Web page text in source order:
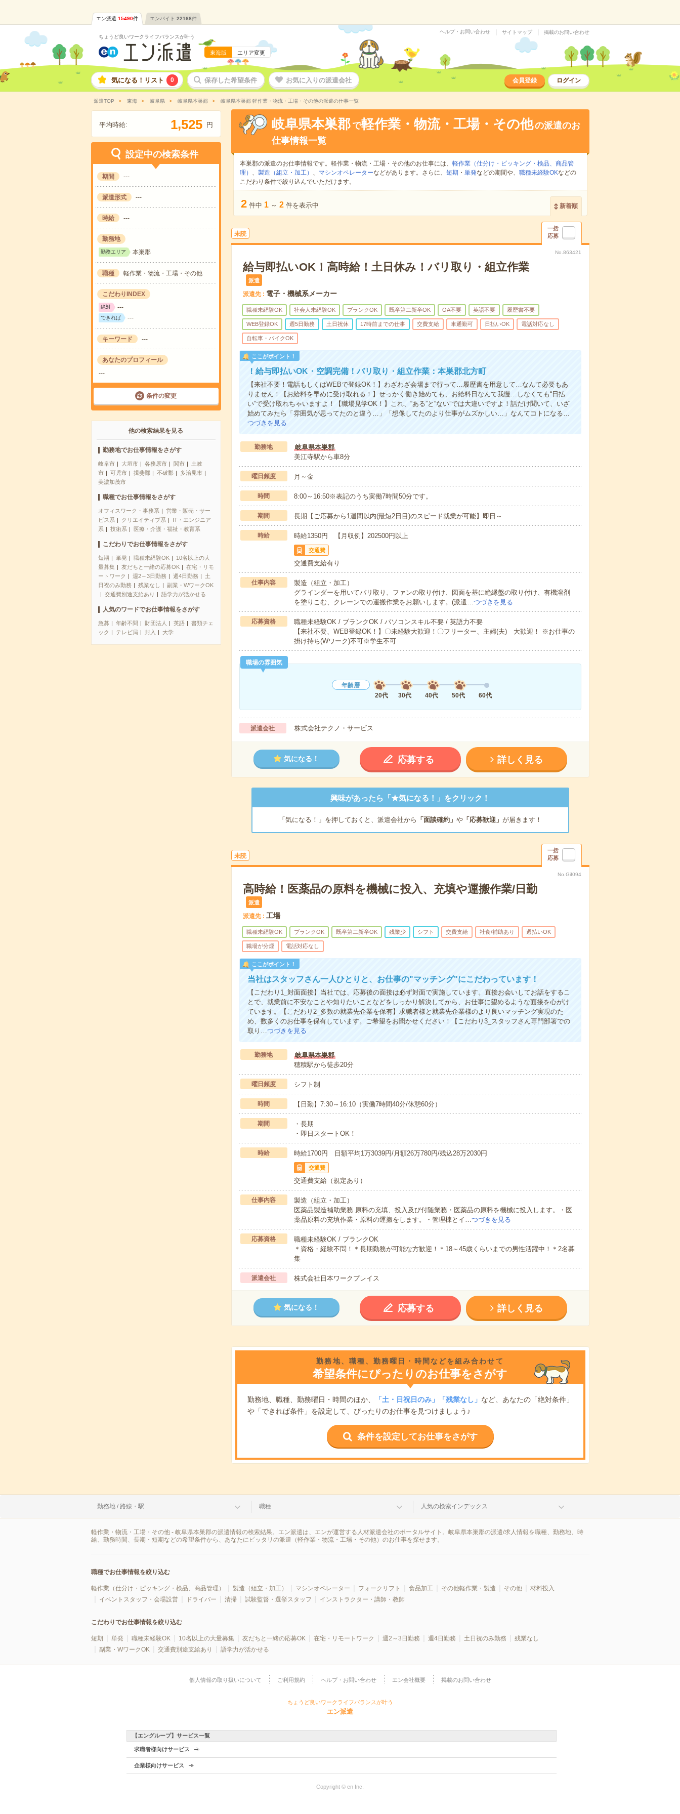
エン派遣 15490件 エンバイト 22168件
ちょうど良いワークライフバランスが叶う
東海版 エリア変更
ヘルプ・お問い合わせ サイトマップ 掲載のお問い合わせ
気になる！リスト 0 保存した希望条件 お気に入りの派遣会社 会員登録 ログイン
派遣TOP 東海 岐阜県 岐阜県本巣郡 岐阜県本巣郡 軽作業・物流・工場・その他の派遣の仕事一覧
平均時給: 1,525 円
設定中の検索条件
期間 ---
派遣形式 ---
時給 ---
勤務地
勤務エリア 本巣郡
職種 軽作業・物流・工場・その他
こだわりINDEX
絶対 ---
できれば ---
キーワード ---
あなたのプロフィール
---
条件の変更
他の検索結果を見る
勤務地でお仕事情報をさがす
岐阜市 大垣市 各務原市 関市
土岐
市
可児市 揖斐郡 不破郡
多治見市
美濃加茂市
職種でお仕事情報をさがす
オフィスワーク・事務系
営業・販売・サー
ビス系
クリエイティブ系
IT・エンジニア
系
技術系 医療・介護・福祉・教育系
こだわりでお仕事情報をさがす
短期 単発 職種未経験OK
10名以上の大
量募集
友だちと一緒の応募OK
在宅・リモ
ートワーク
週2～3日勤務 週4日勤務
土
日祝のみ勤務
残業なし
副業・WワークOK
交通費別途支給あり
語学力が活かせる
人気のワードでお仕事情報をさがす
急募 年齢不問 財団法人 英語
書類チェ
ック
テレビ局 封入 大学
岐阜県本巣郡 で軽作業・物流・工場・その他の派遣のお
仕事情報一覧
本巣郡の派遣のお仕事情報です。軽作業・物流・工場・その他のお仕事には、 軽作業（仕分け・ピッキング・検品、商品管
理） 、 製造（組立・加工） 、 マシンオペレーターなどがあります。さらに、 短期 ・ 単発などの期間や、 職種未経験OKなどの
こだわり条件で絞り込んでいただけます。
2 件中 1 ～ 2 件を表示中 新着順
未読
一括
応募
No.863421
給与即払いOK！高時給！土日休み！バリ取り・組立作業
派遣
派遣先 電子・機械系メーカー
職種未経験OK 社会人未経験OK ブランクOK 既卒第二新卒OK OA不要 英語不要 履歴書不要
WEB登録OK 週5日勤務 土日祝休 17時前までの仕事 交費支給 車通勤可 日払いOK 電話対応なし
自転車・バイクOK
ここがポイント！
！給与即払いOK・空調完備！バリ取り・組立作業：本巣郡北方町
【来社不要！電話もしくはWEBで登録OK！】わざわざ会場まで行って…履歴書を用意して…なんて必要もあ
りません！【お給料を早めに受け取れる！】せっかく働き始めても、お給料日なんて我慢…しなくても“日払
い”で受け取れちゃいますよ！【職場見学OK！】これ、“ある”と“ない”では大違いですよ！話だけ聞いて、いざ
始めてみたら「雰囲気が思ってたのと違う…」「想像してたのより仕事がムズかしい…」なんてコトになる…
つづきを見る
勤務地
岐阜県本巣郡
美江寺駅から車8分
曜日頻度 月～金
時間 8:00～16:50※表記のうち実働7時間50分です。
期間 長期【ご応募から1週間以内(最短2日目)のスピード就業が可能】即日～
時給 時給1350円 【月収例】202500円以上
交通費
交通費支給有り
仕事内容
製造（組立・加工）
グラインダーを用いてバリ取り、ファンの取り付け、図面を基に絶縁盤の取り付け、有機溶剤
を塗りこむ、クレーンでの運搬作業をお願いします。(派遣…つづきを見る
応募資格
職種未経験OK / ブランクOK / パソコンスキル不要 / 英語力不要
【来社不要、WEB登録OK！】〇未経験大歓迎！〇フリーター、主婦(夫) 大歓迎！ ※お仕事の
掛け持ち(Wワーク)不可※学生不可
職場の雰囲気
年齢層
20代
30代 40代 50代 60代
派遣会社 株式会社テクノ・サービス
気になる！ 応募する 詳しく見る
興味があったら「★気になる！」をクリック！
「気になる！」を押しておくと、派遣会社から 「面談確約」 や「応募歓迎」 が届きます！
未読
一括
応募
No.Gif094
高時給！医薬品の原料を機械に投入、充填や運搬作業/日勤
派遣
派遣先 工場
職種未経験OK ブランクOK 既卒第二新卒OK 残業少 シフト 交費支給 社食/補助あり 週払いOK
職場が分煙 電話対応なし
ここがポイント！
当社はスタッフさん一人ひとりと、お仕事の"マッチング"にこだわっています！
【こだわり1_対面面接】当社では、応募後の面接は必ず対面で実施しています。直接お会いしてお話をするこ
とで、就業前に不安なことや知りたいことなどをしっかり解決してから、お仕事に望めるような面接を心がけ
ています。【こだわり2_多数の就業先企業を保有】求職者様と就業先企業様のより良いマッチング実現のた
め、数多くのお仕事を保有しています。ご希望をお聞かせください！【こだわり3_スタッフさん専門部署での
取り… つづきを見る
勤務地
岐阜県本巣郡
穂積駅から徒歩20分
曜日頻度 シフト制
時間 【日勤】7:30～16:10（実働7時間40分/休憩60分）
期間
・長期
・即日スタートOK！
時給 時給1700円 日額平均1万3039円/月額26万780円/残込28万2030円
交通費
交通費支給（規定あり）
仕事内容
製造（組立・加工）
医薬品製造補助業務 原料の充填、投入及び付随業務・医薬品の原料を機械に投入します。・医
薬品原料の充填作業・原料の運搬をします。・管理棟とイ… つづきを見る
応募資格
職種未経験OK / ブランクOK
＊資格・経験不問！＊長期勤務が可能な方歓迎！＊18～45歳くらいまでの男性活躍中！＊2名募
集
派遣会社 株式会社日本ワークプレイス
気になる！ 応募する 詳しく見る
勤務地、職種、勤務曜日・時間などを組み合わせて
希望条件にぴったりのお仕事をさがす
勤務地、職種、勤務曜日・時間のほか、 「土・日祝日のみ」「残業なし」 など、あなたの「絶対条件」
や「できれば条件」を設定して、ぴったりのお仕事を見つけましょう♪
条件を設定してお仕事をさがす
勤務地 / 路線・駅 職種 人気の検索インデックス
軽作業・物流・工場・その他 - 岐阜県本巣郡の派遣情報の検索結果。エン派遣は、エンが運営する人材派遣会社のポータルサイト。岐阜県本巣郡の派遣/求人情報を職種、勤務地、時
給、勤務時間、長期・短期などの希望条件から、あなたにピッタリの派遣（軽作業・物流・工場・その他）のお仕事を探せます。
職種でお仕事情報を絞り込む
軽作業（仕分け・ピッキング・検品、商品管理） 製造（組立・加工） マシンオペレーター フォークリフト 食品加工 その他軽作業・製造 その他
材料投入
イベントスタッフ・会場設営
ドライバー 清掃 試験監督・選挙スタッフ インストラクター・講師・教師
こだわりでお仕事情報を絞り込む
短期 単発 職種未経験OK 10名以上の大量募集 友だちと一緒の応募OK 在宅・リモートワーク 週2～3日勤務 週4日勤務 土日祝のみ勤務
残業なし
副業・WワークOK
交通費別途支給あり 語学力が活かせる
個人情報の取り扱いについて ご利用規約 ヘルプ・お問い合わせ エン会社概要 掲載のお問い合わせ
ちょうど良いワークライフバランスが叶う
エン派遣
【エングループ】サービス一覧
求職者様向けサービス
企業様向けサービス
Copyright © en Inc.